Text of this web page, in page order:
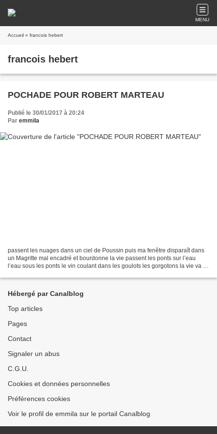
MENU
Accueil » francois hebert
francois hebert
POCHADE POUR ROBERT MARTEAU
Publié le 30/01/2017 à 20:24
Par emmila
passent les nuages dans un ciel de Poussin puis ma fenêtre disparaît dans
un Magritte mal encadré et bourdonne la vie passent les ponts sur l’eau
l’eau sous les ponts le vin coulant dans les goulots les gorgotons la vie va et
Hébergé par Canalblog
Top articles
Pages
Contact
Signaler un abus
C.G.U.
Cookies et données personnelles
Préférences cookies
Voir le profil de emmila sur le portail Canalblog